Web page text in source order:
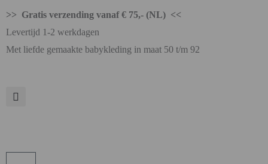
>> Gratis verzending vanaf € 75,- (NL) <<
Levertijd 1-2 werkdagen
Met liefde gemaakte babykleding in maat 50 t/m 92